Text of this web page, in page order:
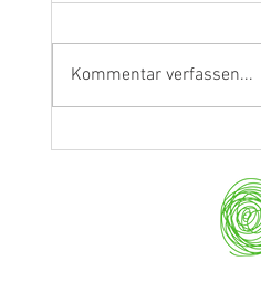
Kommentar verfassen...